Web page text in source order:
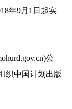
年9月1日起实
公
织中国计划出版